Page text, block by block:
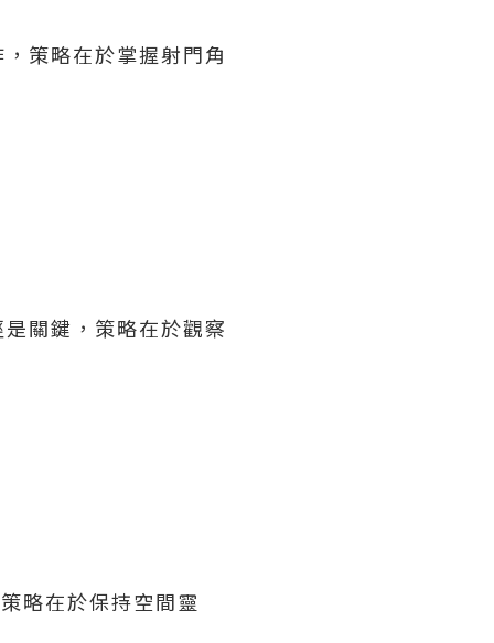
策略在於掌握射門角
關鍵，策略在於觀察
略在於保持空間靈